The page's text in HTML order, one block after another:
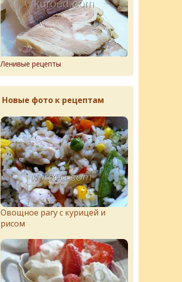
Ленивые рецепты
Новые фото к рецептам
Овощное рагу с курицей и
рисом